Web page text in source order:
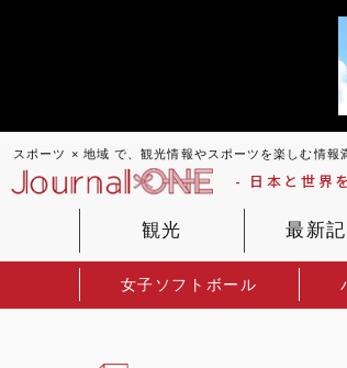
スポーツ × 地域 で、観光情報やスポーツを楽しむ情報
- 日本と世界
観光 最新
女子ソフトボール